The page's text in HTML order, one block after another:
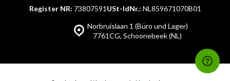
Norbruislaan 1 (Büro und Lager)
7761CG, Schoonebeek (NL)
Register NR: 73807591 USt-IdNr.: NL859671070B01